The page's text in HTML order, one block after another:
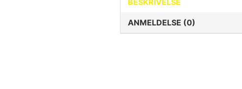
BESKRIVELSE
ANMELDELSE (0)